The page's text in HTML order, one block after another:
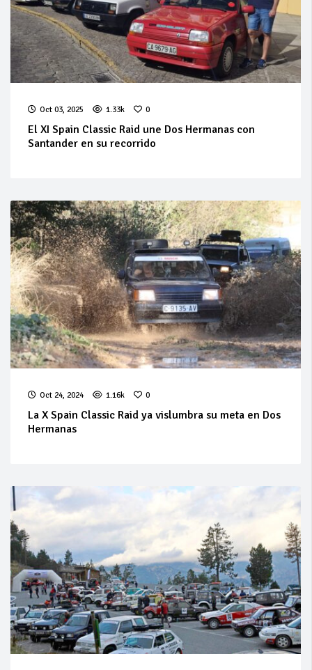
Oct 03, 2025 1.33k 0
El XI Spain Classic Raid une Dos Hermanas con
Santander en su recorrido
Oct 24, 2024 1.16k 0
La X Spain Classic Raid ya vislumbra su meta en Dos
Hermanas